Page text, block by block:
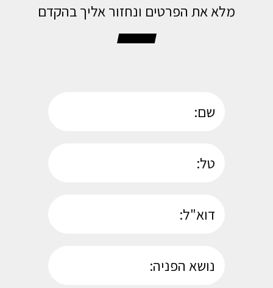
מלא את הפרטים ונחזור אליך בהקדם